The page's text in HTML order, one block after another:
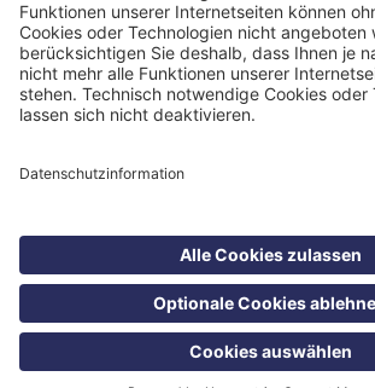
Menü
SucheKontakt
Nutzungsbedingungen
Barrierefreiheit
©Health Care Concept GmbH 2026